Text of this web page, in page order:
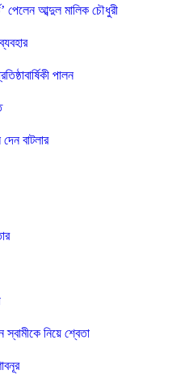
পেলেন আব্দুল মালিক চৌধুরী
পালন
বাটলার
নিয়ে শ্বেতা